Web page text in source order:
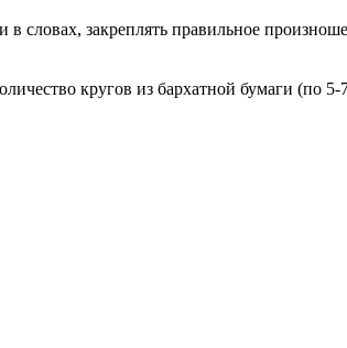
словах, закреплять правильное
кругов из бархатной бумаги (по